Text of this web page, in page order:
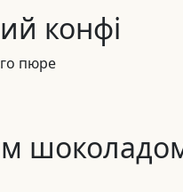
конфі
пюре